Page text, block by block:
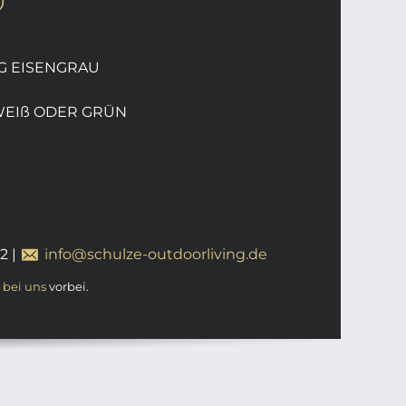
EISENGRAU
ODER GRÜN
| info@schulze-outdoorliving.de
bei unsvorbei.